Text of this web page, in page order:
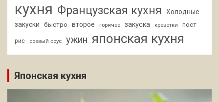
кухня Французская кухня
Холодные
закуски
быстро второе горячее закуска креветки пост
рис соевый соус ужин японская кухня
Японская кухня